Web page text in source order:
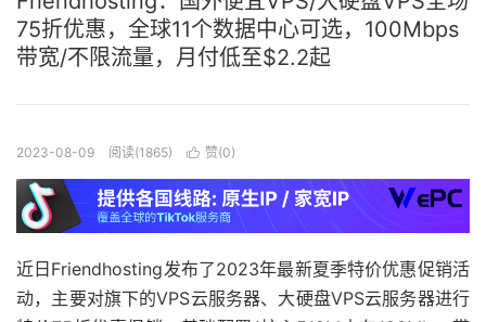
75折优惠，全球11个数据中心可选，100Mbps
带宽/不限流量，月付低至$2.2起
2023-08-09 阅读(1865)  赞(0)
近日Friendhosting发布了2023年最新夏季特价优惠促销活
动，主要对旗下的VPS云服务器、大硬盘VPS云服务器进行